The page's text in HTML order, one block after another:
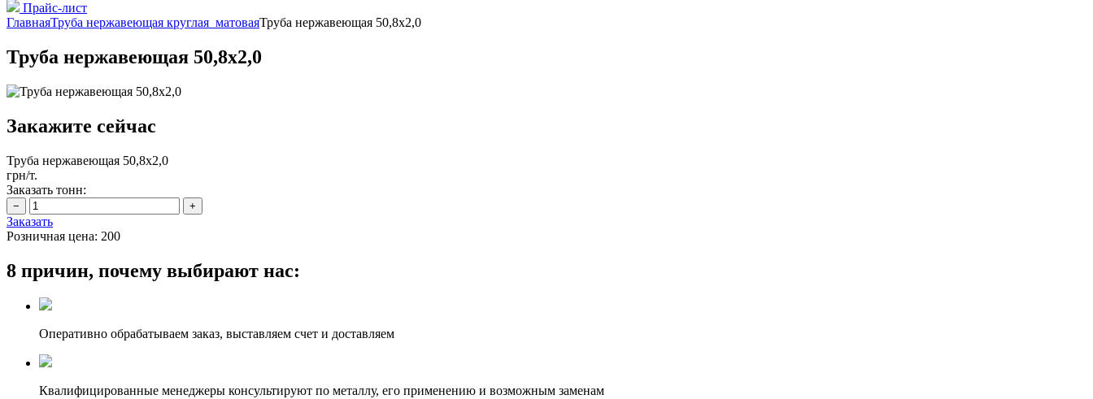
Прайс-лист
ГлавнаяТруба нержавеющая круглая матоваяТруба нержавеющая 50,8х2,0
Труба нержавеющая 50,8х2,0
Закажите сейчас
Труба нержавеющая 50,8х2,0
грн/т.
Заказать тонн:
Заказать
Розничная цена: 200
8 причин, почему выбирают нас:
Оперативно обрабатываем заказ, выставляем счет и доставляем
Квалифицированные менеджеры консультируют по металлу, его применению и возможным заменам